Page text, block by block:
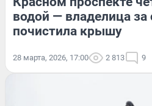
водой — владелица за
почистила крышу
28 марта, 2026, 17:00 2 813 9